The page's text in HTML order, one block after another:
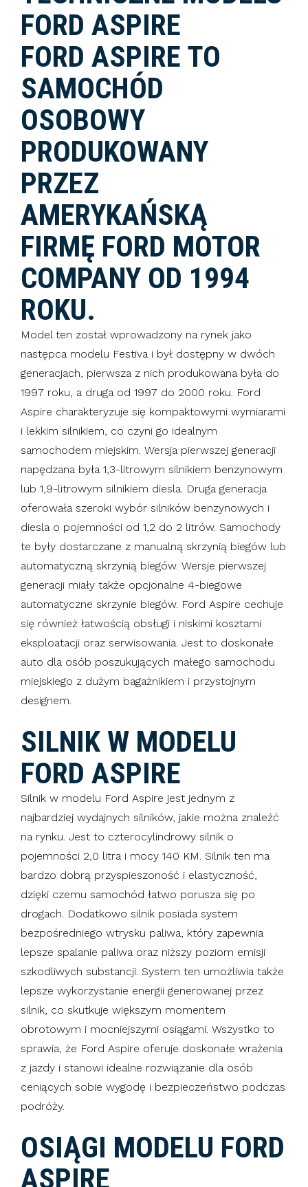
FORD ASPIRE
FORD ASPIRE TO
SAMOCHÓD
OSOBOWY
PRODUKOWANY
PRZEZ
AMERYKAŃSKĄ
FIRMĘ FORD MOTOR
COMPANY OD 1994
ROKU.
Model ten został wprowadzony na rynek jako
następca modelu Festiva i był dostępny w dwóch
generacjach, pierwsza z nich produkowana była do
1997 roku, a druga od 1997 do 2000 roku. Ford
Aspire charakteryzuje się kompaktowymi wymiarami
i lekkim silnikiem, co czyni go idealnym
samochodem miejskim. Wersja pierwszej generacji
napędzana była 1,3-litrowym silnikiem benzynowym
lub 1,9-litrowym silnikiem diesla. Druga generacja
oferowała szeroki wybór silników benzynowych i
diesla o pojemności od 1,2 do 2 litrów. Samochody
te były dostarczane z manualną skrzynią biegów lub
automatyczną skrzynią biegów. Wersje pierwszej
generacji miały także opcjonalne 4-biegowe
automatyczne skrzynie biegów. Ford Aspire cechuje
się również łatwością obsługi i niskimi kosztami
eksploatacji oraz serwisowania. Jest to doskonałe
auto dla osób poszukujących małego samochodu
miejskiego z dużym bagażnikiem i przystojnym
designem.
SILNIK W MODELU
FORD ASPIRE
Silnik w modelu Ford Aspire jest jednym z
najbardziej wydajnych silników, jakie można znaleźć
na rynku. Jest to czterocylindrowy silnik o
pojemności 2,0 litra i mocy 140 KM. Silnik ten ma
bardzo dobrą przyspieszoność i elastyczność,
dzięki czemu samochód łatwo porusza się po
drogach. Dodatkowo silnik posiada system
bezpośredniego wtrysku paliwa, który zapewnia
lepsze spalanie paliwa oraz niższy poziom emisji
szkodliwych substancji. System ten umożliwia także
lepsze wykorzystanie energii generowanej przez
silnik, co skutkuje większym momentem
obrotowym i mocniejszymi osiągami. Wszystko to
sprawia, że Ford Aspire oferuje doskonałe wrażenia
z jazdy i stanowi idealne rozwiązanie dla osób
ceniących sobie wygodę i bezpieczeństwo podczas
podróży.
OSIĄGI MODELU FORD
ASPIRE